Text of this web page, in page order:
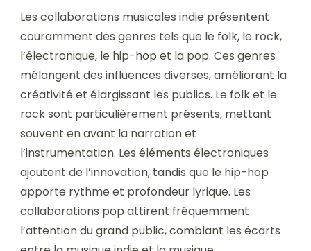
Les collaborations musicales indie présentent
couramment des genres tels que le folk, le rock,
l’électronique, le hip-hop et la pop. Ces genres
mélangent des influences diverses, améliorant la
créativité et élargissant les publics. Le folk et le
rock sont particulièrement présents, mettant
souvent en avant la narration et
l’instrumentation. Les éléments électroniques
ajoutent de l’innovation, tandis que le hip-hop
apporte rythme et profondeur lyrique. Les
collaborations pop attirent fréquemment
l’attention du grand public, comblant les écarts